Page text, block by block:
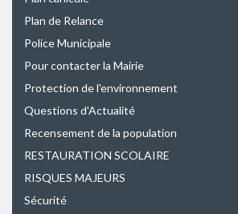
Plan de Relance
Police Municipale
Pour contacter la Mairie
Protection de l'environnement
Questions d'Actualité
Recensement de la population
RESTAURATION SCOLAIRE
RISQUES MAJEURS
Sécurité